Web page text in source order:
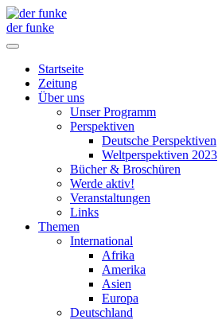
der funke
Startseite
Zeitung
Über uns
Unser Programm
Perspektiven
Deutsche Perspektiven
Weltperspektiven 2023
Bücher & Broschüren
Werde aktiv!
Veranstaltungen
Links
Themen
International
Afrika
Amerika
Asien
Europa
Deutschland